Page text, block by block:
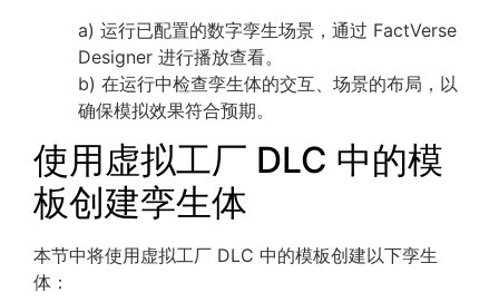
a) 运行已配置的数字孪生场景，通过 FactVerse
Designer 进行播放查看。
b) 在运行中检查孪生体的交互、场景的布局，以
确保模拟效果符合预期。
使用虚拟工厂 DLC 中的模
板创建孪生体
本节中将使用虚拟工厂 DLC 中的模板创建以下孪生
体：